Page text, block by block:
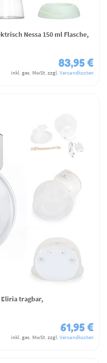
Nessa 150 ml Flasche,
83,95 €
inkl. ges. MwSt. zzgl. Versandkosten
tragbar,
61,95 €
inkl. ges. MwSt. zzgl. Versandkosten